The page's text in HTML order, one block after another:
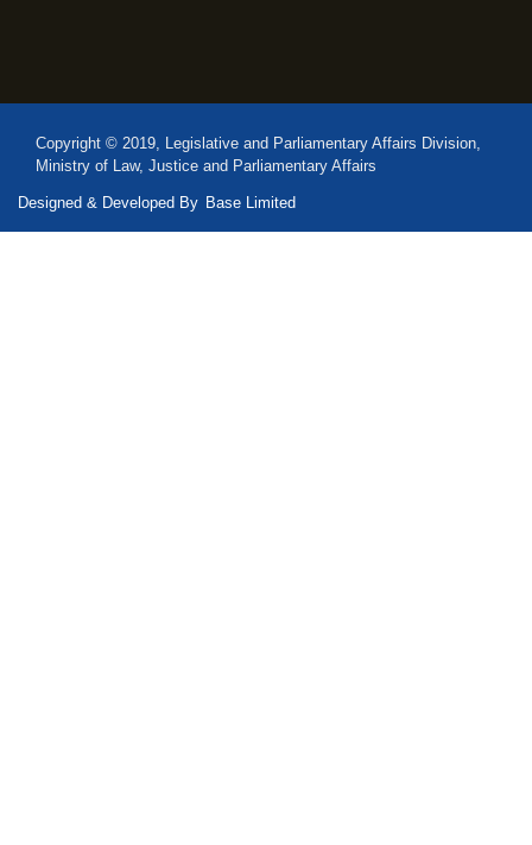
Copyright © 2019, Legislative and Parliamentary Affairs Division,
Ministry of Law, Justice and Parliamentary Affairs
Designed & Developed By Base Limited